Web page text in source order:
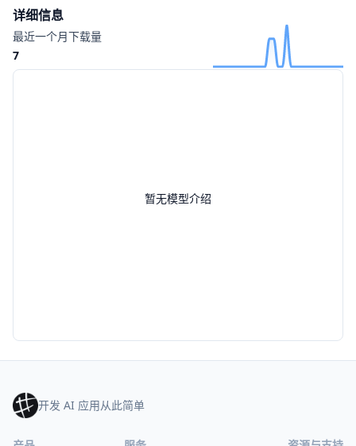
暂无模型介绍
详细信息
最近一个月下载量
7
开发 AI 应用从此简单